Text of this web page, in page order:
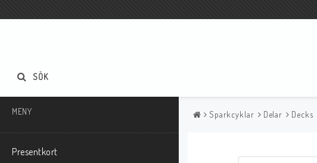
SÖK
MENY
Presentkort
Sparkcyklar Delar Decks